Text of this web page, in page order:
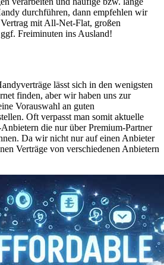
durchführen, dann empfehlen wir
mit All-Net-Flat, großen
Freiminuten ins Ausland!
lässt sich in den wenigsten
finden, aber wir haben uns zur
Vorauswahl an guten
Oft verpasst man somit aktuelle
die nur über Premium-Partner
Da wir nicht nur auf einen Anbieter
Verträge von verschiedenen Anbietern